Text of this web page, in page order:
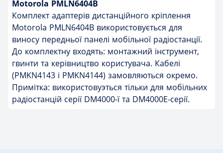
Motorola PMLN6404B
Комплект адаптерів дистанційного кріплення
Motorola PMLN6404B використовується для
виносу передньої панелі мобільної радіостанції.
До комплектну входять: монтажний інструмент,
гвинти та керівництво користувача. Кабелі
(PMKN4143 і PMKN4144) замовляються окремо.
Примітка: використовуэться тільки для мобільних
радіостанцій серії DM4000-ї та DM4000Е-серії.